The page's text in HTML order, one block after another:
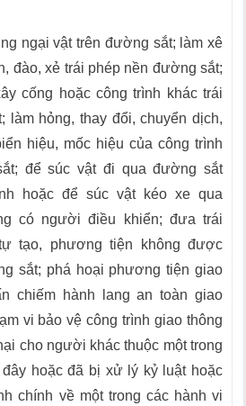
ngại vật trên đường sắt; làm xê
đào, xẻ trái phép nền đường sắt;
cống hoặc công trình khác trái
làm hỏng, thay đổi, chuyển dịch,
hiệu, mốc hiệu của công trình
để súc vật đi qua đường sắt
hoặc để súc vật kéo xe qua
có người điều khiển; đưa trái
tạo, phương tiện không được
sắt; phá hoại phương tiện giao
chiếm hành lang an toàn giao
vi bảo vệ công trình giao thông
cho người khác thuộc một trong
hoặc đã bị xử lý kỷ luật hoặc
chính về một trong các hành vi